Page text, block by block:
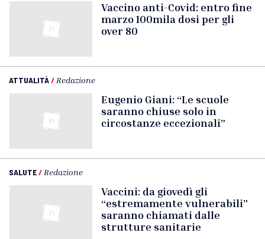
Vaccino anti-Covid: entro fine
marzo 100mila dosi per gli
over 80
ATTUALITÀ/ Redazione
Eugenio Giani: “Le scuole
saranno chiuse solo in
circostanze eccezionali”
SALUTE/ Redazione
Vaccini: da giovedì gli
“estremamente vulnerabili”
saranno chiamati dalle
strutture sanitarie